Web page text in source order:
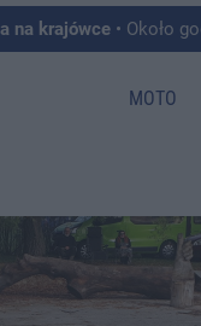
na krajówce • Około
MOTO